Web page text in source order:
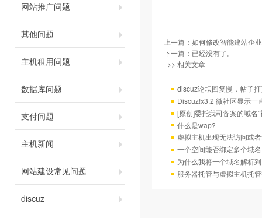
网站推广问题
其他问题
主机租用问题
数据库问题
支付问题
主机新闻
网站建设常见问题
discuz
上一篇： 如何修改智能建站企
下一篇：已经没有了。
>> 相关文章
discuz论坛回复慢，帖子
Discuz!x3.2 微社区显示一
[原创]委托我司备案的域名
什么是wap?
虚拟主机出现无法访问或
一个空间能否绑定多个域
为什么我将一个域名解析
服务器托管与虚拟主机托